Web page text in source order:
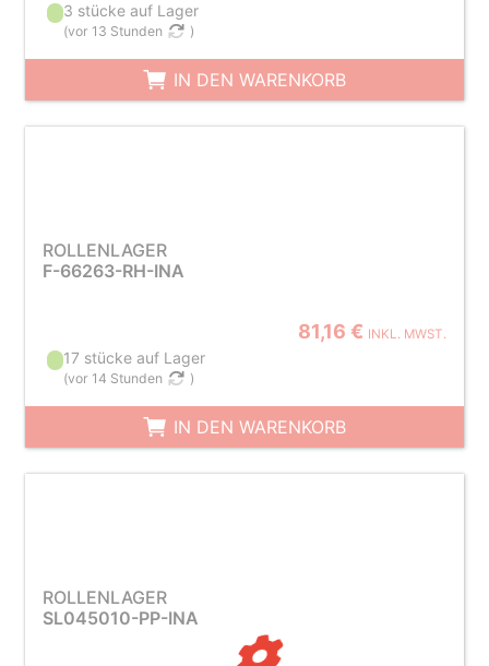
3 stücke auf Lager
(vor 13 Stunden )
IN DEN WARENKORB
ROLLENLAGER
F-66263-RH-INA
81,16 € INKL. MWST.
17 stücke auf Lager
(vor 14 Stunden )
IN DEN WARENKORB
ROLLENLAGER
SL045010-PP-INA